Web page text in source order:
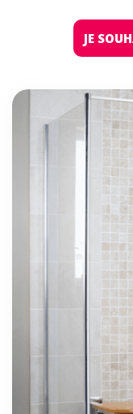
JE